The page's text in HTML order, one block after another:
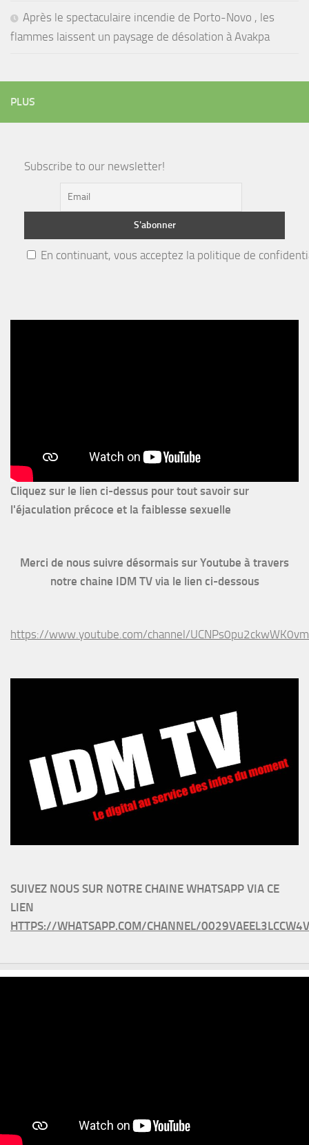
Après le spectaculaire incendie de Porto-Novo , les
flammes laissent un paysage de désolation à Avakpa
PLUS
Subscribe to our newsletter!
En continuant, vous acceptez la politique de
Cliquez sur le lien ci-dessus pour tout savoir sur
l'éjaculation précoce et la faiblesse sexuelle
Merci de nous suivre désormais sur Youtube à travers
notre chaine IDM TV via le lien ci-dessous
https://www.youtube.com/channel/
SUIVEZ NOUS SUR NOTRE CHAINE WHATSAPP VIA CE
LIEN
HTTPS://WHATSAPP.COM/CHANNEL/